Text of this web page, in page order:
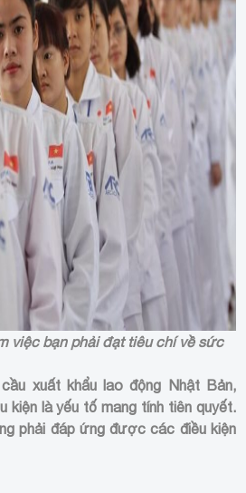
việc bạn phải đạt tiêu chí về sức
xuất khẩu lao động Nhật Bản,
kiện là yếu tố mang tính tiên quyết.
phải đáp ứng được các điều kiện